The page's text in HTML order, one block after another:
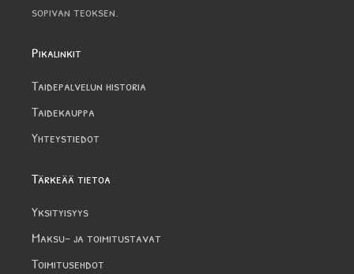
sopivan teoksen.
Pikalinkit
Taidepalvelun historia
Taidekauppa
Yhteystiedot
Tärkeää tietoa
Yksityisyys
Maksu- ja toimitustavat
Toimitusehdot